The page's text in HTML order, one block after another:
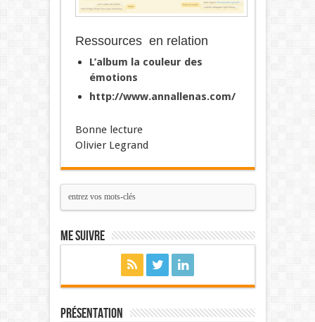
Ressources en relation
L’album la couleur des
émotions
http://www.annallenas.com/
Bonne lecture
Olivier Legrand
Me suivre
Présentation